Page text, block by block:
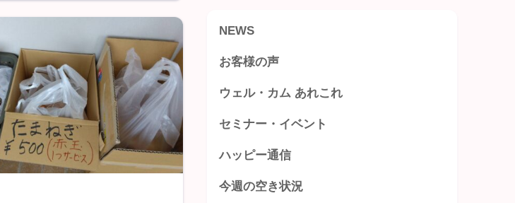
NEWS
お客様の声
ウェル・カム あれこれ
セミナー・イベント
ハッピー通信
今週の空き状況